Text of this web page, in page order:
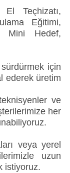
El Teçhizatı,
Eğitimi,
Mini Hedef,
için
ederek üretim
ve
her
veya yerel
uzun
istiyoruz.